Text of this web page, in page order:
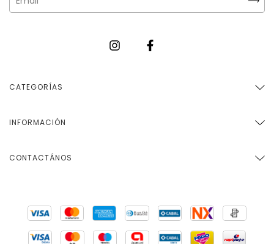
CATEGORÍAS
INFORMACIÓN
CONTACTÁNOS